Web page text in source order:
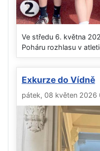
Ve středu 6. května
Poháru rozhlasu v
Exkurze do Vídně
pátek, 08 květen 2026